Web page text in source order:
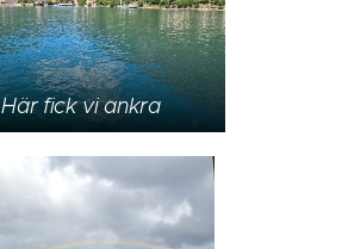
Här fick vi ankra